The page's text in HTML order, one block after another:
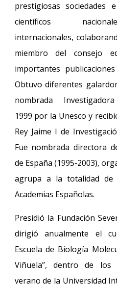
prestigiosas sociedades
científicos
internacionales,
miembro del consejo
importantes publicaciones
Obtuvo diferentes
nombrada
1999 por la Unesco y
Rey Jaime I de
Fue nombrada directora
de España (1995-2003),
agrupa a la totalidad de
Academias Españolas.
Presidió la Fundación
dirigió anualmente el
Escuela de Biología
Viñuela”, dentro de los
verano de la Universidad